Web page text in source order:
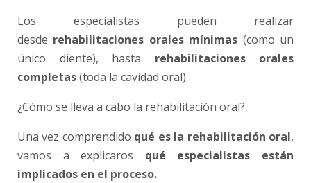
Los especialistas pueden realizar
desde rehabilitaciones orales mínimas (como un
único diente), hasta rehabilitaciones orales
completas(toda la cavidad oral).
¿Cómo se lleva a cabo la rehabilitación oral?
Una vez comprendido qué es la rehabilitación oral,
vamos a explicaros qué especialistas están
implicados en el proceso.